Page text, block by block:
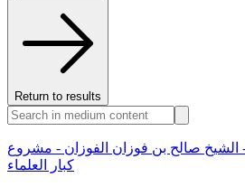
Return to results
الشيخ صالح بن فوزان الفوزان - مشروع
كبار العلماء